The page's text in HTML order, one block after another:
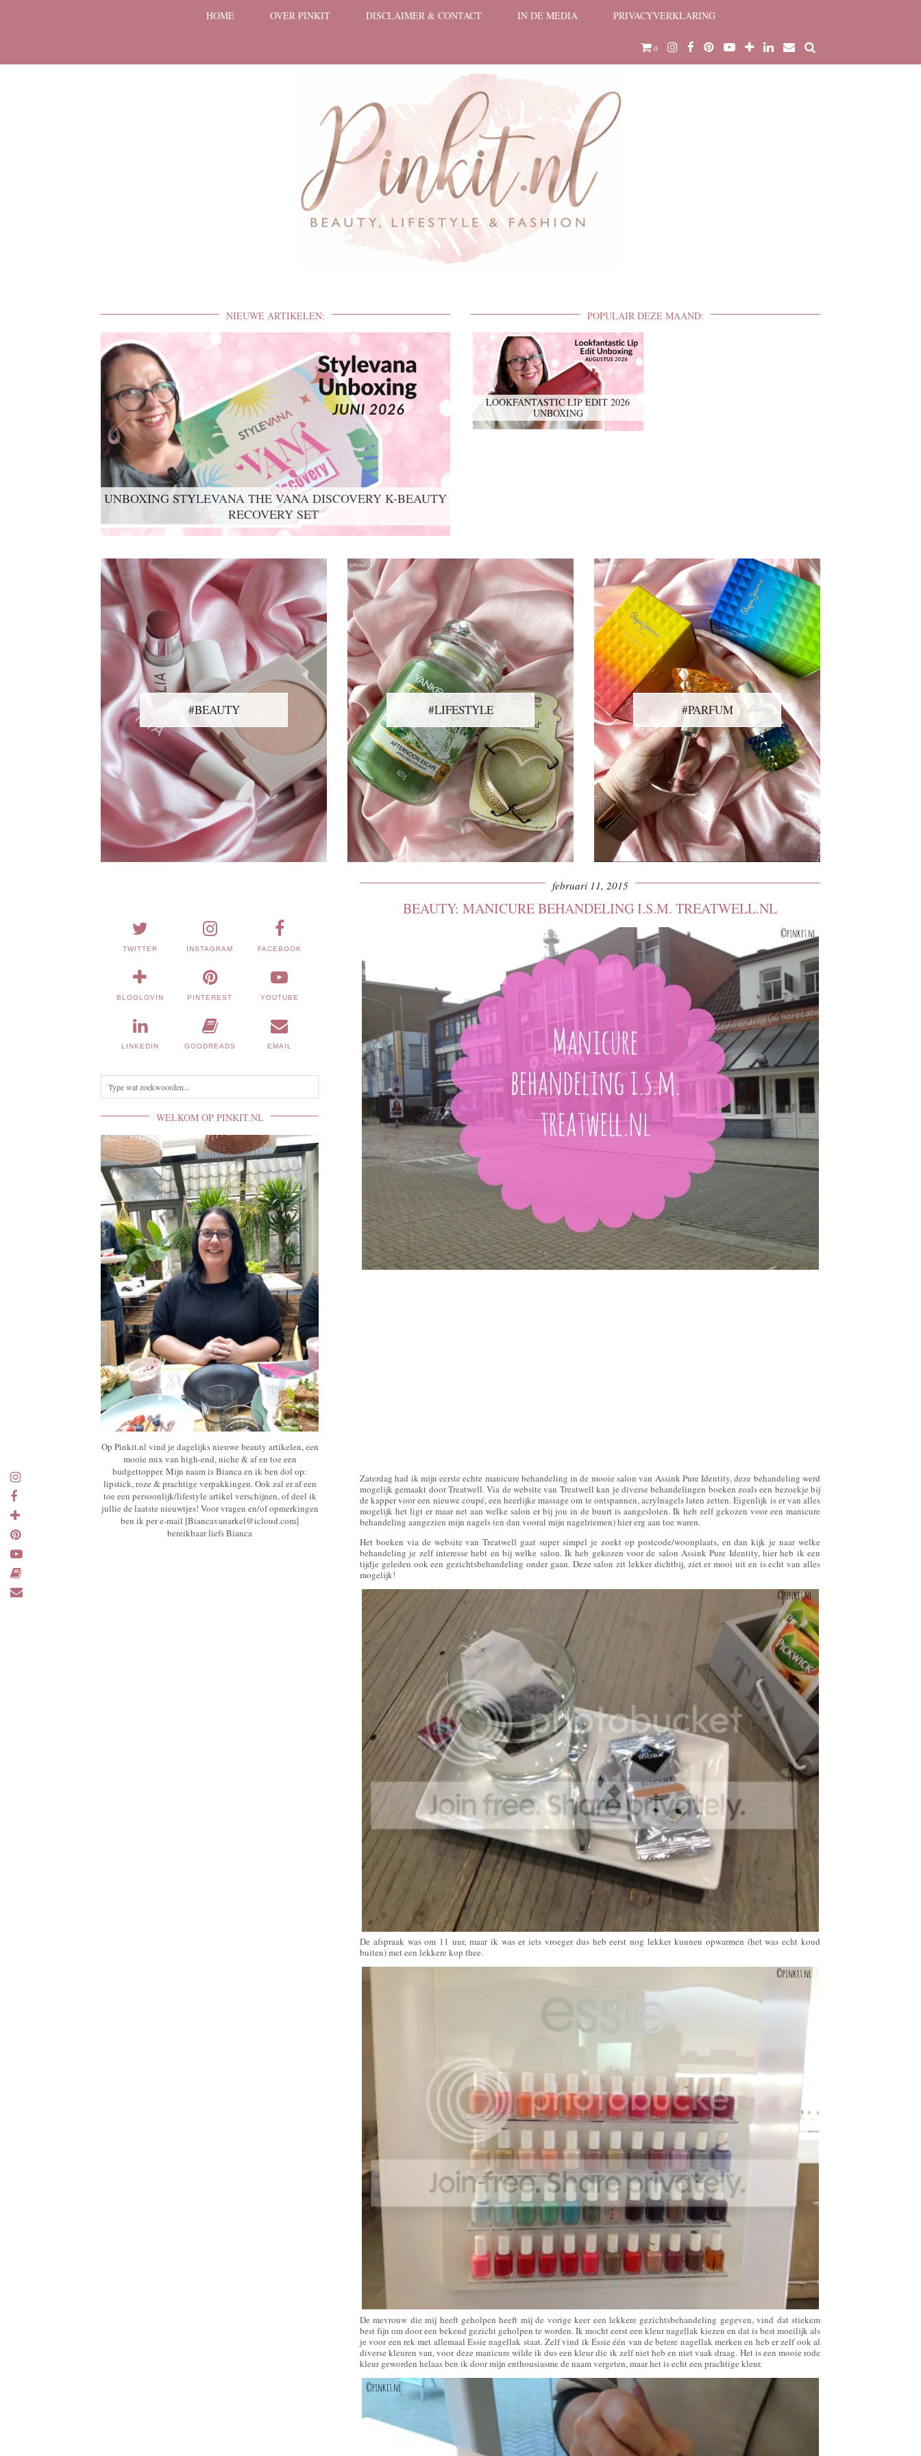
HOME OVER PINKIT DISCLAIMER & CONTACT IN DE MEDIA PRIVACYVERKLARING
0
POPULAIR DEZE MAAND:
LOOKFANTASTIC LIP EDIT 2026
UNBOXING
NIEUWE ARTIKELEN:
LYKO LOVABLES THE BDAY KIT 2026 UNBOXING
#BEAUTY #LIFESTYLE #PARFUM
februari 11, 2015
BEAUTY: MANICURE BEHANDELING I.S.M. TREATWELL.NL
Zaterdag had ik mijn eerste echte manicure behandeling in de mooie salon van Assink Pure Identity, deze behandeling werd
mogelijk gemaakt door Treatwell. Via de website van Treatwell kan je diverse behandelingen boeken zoals een bezoekje bij
de kapper voor een nieuwe coupé, een heerlijke massage om te ontspannen, acrylnagels laten zetten. Eigenlijk is er van alles
mogelijk het ligt er maar net aan welke salon er bij jou in de buurt is aangesloten. Ik heb zelf gekozen voor een manicure
behandeling aangezien mijn nagels (en dan vooral mijn nagelriemen) hier erg aan toe waren.
Het boeken via de website van Treatwell gaat super simpel je zoekt op postcode/woonplaats, en dan kijk je naar welke
behandeling je zelf interesse hebt en bij welke salon. Ik heb gekozen voor de salon Assink Pure Identity, hier heb ik een
tijdje geleden ook een gezichtsbehandeling onder gaan. Deze salon zit lekker dichtbij, ziet er mooi uit en is echt van alles
mogelijk!
De afspraak was om 11 uur, maar ik was er iets vroeger dus heb eerst nog lekker kunnen opwarmen (het was echt koud
buiten) met een lekkere kop thee.
De mevrouw die mij heeft geholpen heeft mij de vorige keer een lekkere gezichtsbehandeling gegeven, vind dat stiekem
best fijn om door een bekend gezicht geholpen te worden. Ik mocht eerst een kleur nagellak kiezen en dat is best moeilijk als
je voor een rek met allemaal Essie nagellak staat. Zelf vind ik Essie één van de betere nagellak merken en heb er zelf ook al
diverse kleuren van, voor deze manicure wilde ik dus een kleur die ik zelf niet heb en niet vaak draag. Het is een mooie rode
kleur geworden helaas ben ik door mijn enthousiasme de naam vergeten, maar het is echt een prachtige kleur.
TWITTER INSTAGRAM FACEBOOK
BLOGLOVIN PINTEREST YOUTUBE
LINKEDIN GOODREADS EMAIL
WELKOM OP PINKIT.NL
Op Pinkit.nl vind je dagelijks nieuwe beauty artikelen, een
mooie mix van high-end, niche & af en toe een
budgettopper. Mijn naam is Bianca en ik ben dol op:
lipstick, roze & prachtige verpakkingen. Ook zal er af een
toe een persoonlijk/lifestyle artikel verschijnen, of deel ik
jullie de laatste nieuwtjes! Voor vragen en/of opmerkingen
ben ik per e-mail [Biancavanarkel@icloud.com]
bereikbaar liefs Bianca